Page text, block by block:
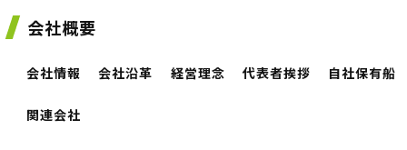
会社概要
会社情報 会社沿革 経営理念 代表者挨拶 自社保有船
関連会社